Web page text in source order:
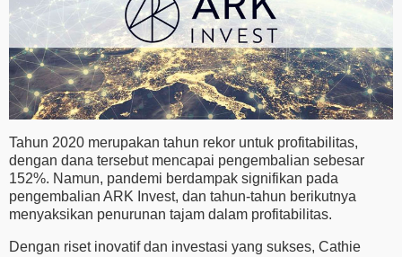
Tahun 2020 merupakan tahun rekor untuk profitabilitas,
dengan dana tersebut mencapai pengembalian sebesar
152%. Namun, pandemi berdampak signifikan pada
pengembalian ARK Invest, dan tahun-tahun berikutnya
menyaksikan penurunan tajam dalam profitabilitas.
Dengan riset inovatif dan investasi yang sukses, Cathie